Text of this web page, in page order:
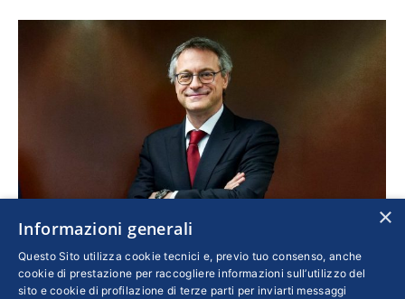
Investire, semplificare, progettare: così
recuperiamo il Pil perduto
×
Informazioni generali
Questo Sito utilizza cookie tecnici e, previo tuo consenso, anche
cookie di prestazione per raccogliere informazioni sull’utilizzo del
sito e cookie di profilazione di terze parti per inviarti messaggi